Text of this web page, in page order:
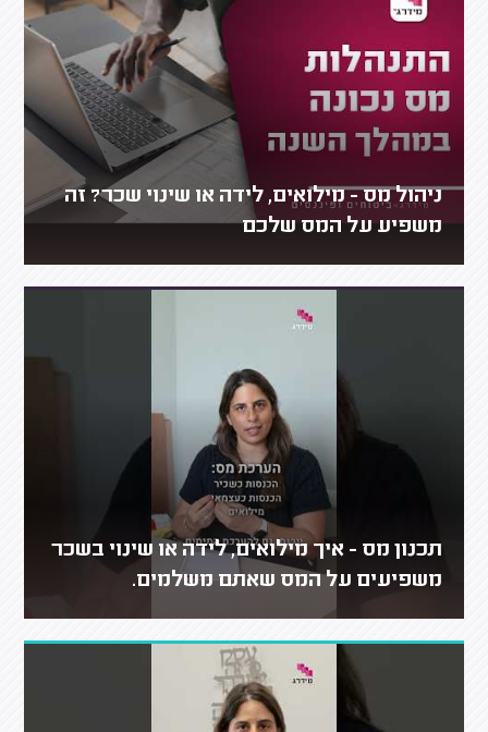
ניהול מס - מילואים, לידה או שינוי שכר? זה
משפיע על המס שלכם
תכנון מס - איך מילואים, לידה או שינוי בשכר
משפיעים על המס שאתם משלמים.